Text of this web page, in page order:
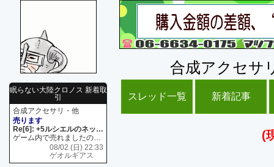
眠らない大陸クロノス 新着取
引
合成アクセサリ・他
売ります
Re[6]: +5ルシエルのネックレス
ゲーム内で売れましたので 在庫がネク1 リング4 となります リングのお値段は80G といたします
08/02 (日) 22:33
ゲオルギアス
合成アクセサ
スレッド一覧 新着記事
(